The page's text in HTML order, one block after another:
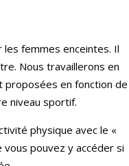
femmes enceintes. Il
Nous travaillerons en
proposées en fonction de
niveau sportif.
physique avec le «
pouvez y accéder si